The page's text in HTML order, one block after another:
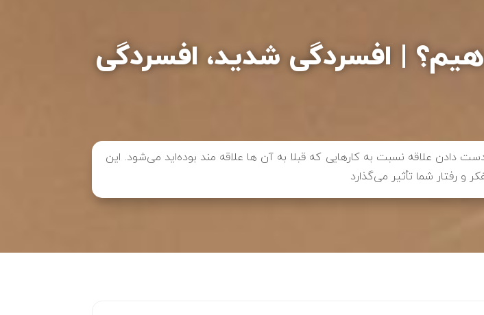
| افسردگی شدید، افسردگی
دادن علاقه نسبت به کارهایی که قبلا به آن ها علاقه مند بوده‌اید می‌شود. این
و رفتار شما تأثیر می‌گذارد